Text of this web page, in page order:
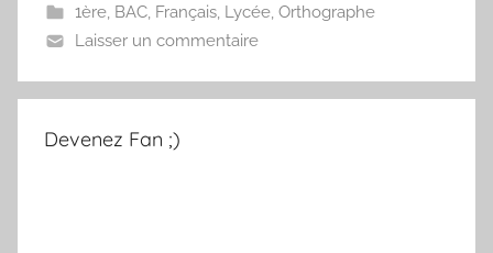
1ère, BAC, Français, Lycée, Orthographe
Laisser un commentaire
Devenez Fan ;)